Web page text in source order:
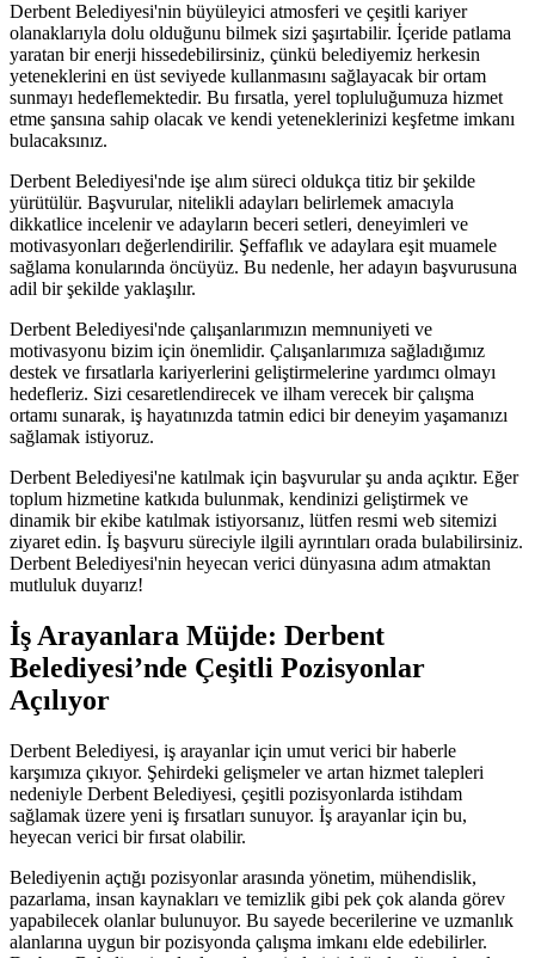
Derbent Belediyesi'nin büyüleyici atmosferi ve çeşitli kariyer
olanaklarıyla dolu olduğunu bilmek sizi şaşırtabilir. İçeride patlama
yaratan bir enerji hissedebilirsiniz, çünkü belediyemiz herkesin
yeteneklerini en üst seviyede kullanmasını sağlayacak bir ortam
sunmayı hedeflemektedir. Bu fırsatla, yerel topluluğumuza hizmet
etme şansına sahip olacak ve kendi yeteneklerinizi keşfetme imkanı
bulacaksınız.
Derbent Belediyesi'nde işe alım süreci oldukça titiz bir şekilde
yürütülür. Başvurular, nitelikli adayları belirlemek amacıyla
dikkatlice incelenir ve adayların beceri setleri, deneyimleri ve
motivasyonları değerlendirilir. Şeffaflık ve adaylara eşit muamele
sağlama konularında öncüyüz. Bu nedenle, her adayın başvurusuna
adil bir şekilde yaklaşılır.
Derbent Belediyesi'nde çalışanlarımızın memnuniyeti ve
motivasyonu bizim için önemlidir. Çalışanlarımıza sağladığımız
destek ve fırsatlarla kariyerlerini geliştirmelerine yardımcı olmayı
hedefleriz. Sizi cesaretlendirecek ve ilham verecek bir çalışma
ortamı sunarak, iş hayatınızda tatmin edici bir deneyim yaşamanızı
sağlamak istiyoruz.
Derbent Belediyesi'ne katılmak için başvurular şu anda açıktır. Eğer
toplum hizmetine katkıda bulunmak, kendinizi geliştirmek ve
dinamik bir ekibe katılmak istiyorsanız, lütfen resmi web sitemizi
ziyaret edin. İş başvuru süreciyle ilgili ayrıntıları orada bulabilirsiniz.
Derbent Belediyesi'nin heyecan verici dünyasına adım atmaktan
mutluluk duyarız!
İş Arayanlara Müjde: Derbent
Belediyesi’nde Çeşitli Pozisyonlar
Açılıyor
Derbent Belediyesi, iş arayanlar için umut verici bir haberle
karşımıza çıkıyor. Şehirdeki gelişmeler ve artan hizmet talepleri
nedeniyle Derbent Belediyesi, çeşitli pozisyonlarda istihdam
sağlamak üzere yeni iş fırsatları sunuyor. İş arayanlar için bu,
heyecan verici bir fırsat olabilir.
Belediyenin açtığı pozisyonlar arasında yönetim, mühendislik,
pazarlama, insan kaynakları ve temizlik gibi pek çok alanda görev
yapabilecek olanlar bulunuyor. Bu sayede becerilerine ve uzmanlık
alanlarına uygun bir pozisyonda çalışma imkanı elde edebilirler.